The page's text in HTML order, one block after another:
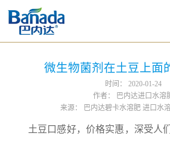
微生物菌剂在土豆上面
时间：
2020-01-24
作者：
巴内达进口水溶
来源：
巴内达碧卡水溶肥 进口水
土豆口感好，价格实惠，深受人